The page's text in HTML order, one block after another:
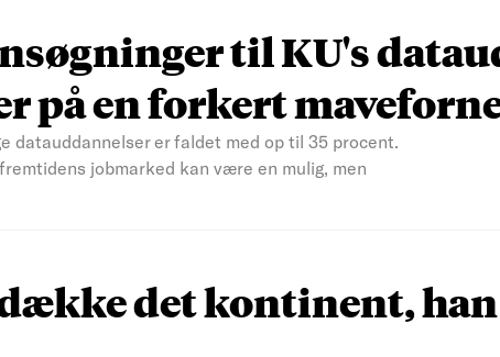
til KU's
på en forkert
datauddannelser er faldet med op til 35 procent.
jobmarked kan være en mulig, men
det kontinent,